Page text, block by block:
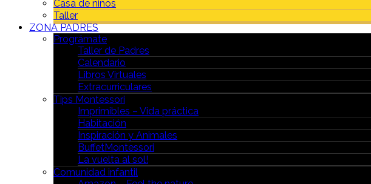
Casa de niños
Taller
ZONA PADRES
Prográmate
Taller de Padres
Calendario
Libros Virtuales
Extracurriculares
Tips Montessori
Imprimibles – Vida práctica
Habitación
Inspiración y Animales
BuffetMontessori
La vuelta al sol!
Comunidad infantil